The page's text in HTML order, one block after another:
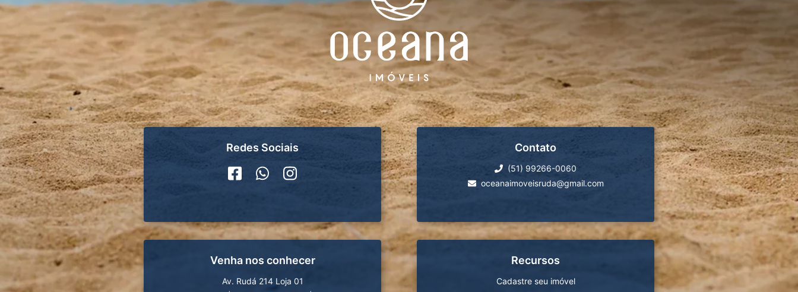
Redes Sociais Contato
(51) 99266-0060
oceanaimoveisruda@gmail.com
Venha nos conhecer
Av. Rudá 214 Loja 01
Recursos
Cadastre seu imóvel